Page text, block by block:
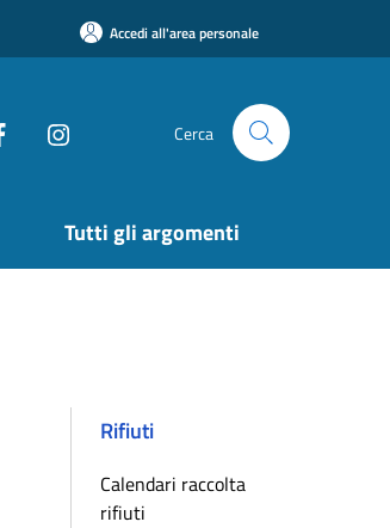
Accedi all'area personale
Cerca
Tutti gli argomenti
Rifiuti
Calendari raccolta
rifiuti